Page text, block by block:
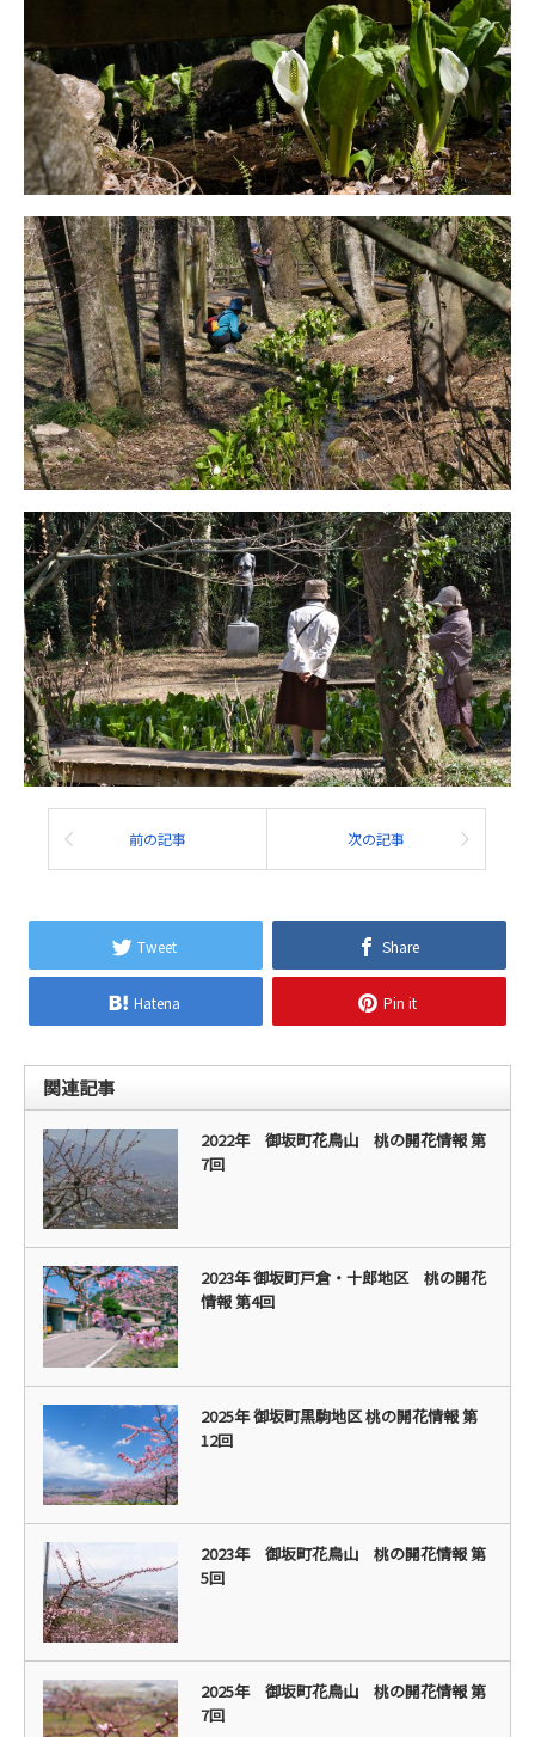
前の記事 次の記事
Tweet Share
Hatena Pin it
関連記事
2022年 御坂町花鳥山 桃の開花情報 第
7回
2023年 御坂町戸倉・十郎地区 桃の開花
情報 第4回
2025年 御坂町黒駒地区 桃の開花情報 第
12回
2023年 御坂町花鳥山 桃の開花情報 第
5回
2025年 御坂町花鳥山 桃の開花情報 第
7回